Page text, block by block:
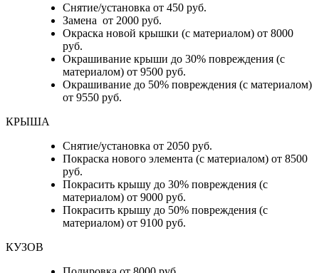
Снятие/установка от 450 руб.
Замена от 2000 руб.
Окраска новой крышки (с материалом) от 8000
руб.
Окрашивание крыши до 30% повреждения (с
материалом) от 9500 руб.
Окрашивание до 50% повреждения (с материалом)
от 9550 руб.
КРЫША
Снятие/установка от 2050 руб.
Покраска нового элемента (с материалом) от 8500
руб.
Покрасить крышу до 30% повреждения (с
материалом) от 9000 руб.
Покрасить крышу до 50% повреждения (с
материалом) от 9100 руб.
КУЗОВ